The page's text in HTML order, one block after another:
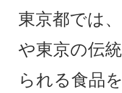
東京都では
や東京の伝
られる食品